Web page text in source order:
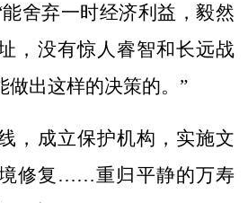
舍弃一时经济利益，毅然
，没有惊人睿智和长远战
做出这样的决策的。”
成立保护机构，实施文
修复……重归平静的万寿